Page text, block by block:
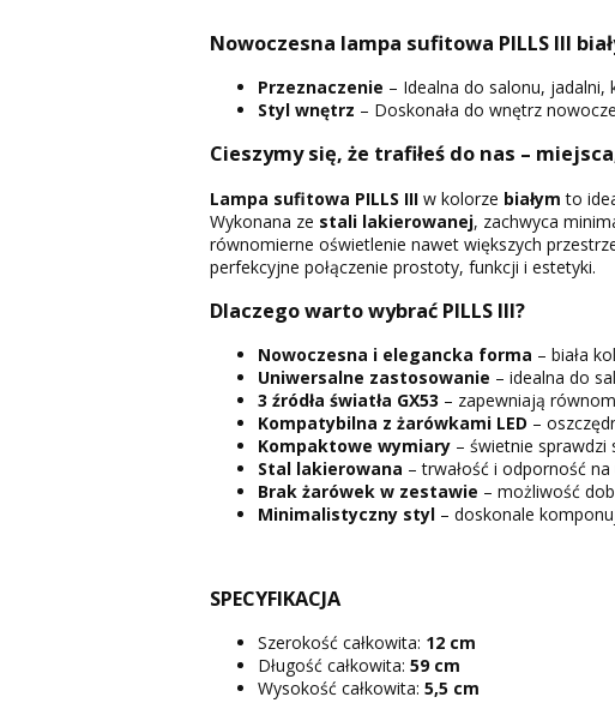
Nowoczesna lampa sufitowa PILLS III
Przeznaczenie – Idealna do salonu, jadalni,
Styl wnętrz – Doskonała do wnętrz
Cieszymy się, że trafiłeś do nas –
Lampa sufitowa PILLS IIIw kolorze białym to
Wykonana ze stali lakierowanej, zachwyca
równomierne oświetlenie nawet większych
perfekcyjne połączenie prostoty, funkcji i estetyki.
Dlaczego warto wybrać PILLS III?
Nowoczesna i elegancka forma – biała
Uniwersalne zastosowanie – idealna do
3 źródła światła GX53 – zapewniają
Kompatybilna z żarówkami LED –
Kompaktowe wymiary– świetnie sprawdzi
Stal lakierowana – trwałość i odporność
Brak żarówek w zestawie – możliwość
Minimalistyczny styl– doskonale
SPECYFIKACJA
Szerokość całkowita: 12 cm
Długość całkowita: 59 cm
Wysokość całkowita: 5,5 cm